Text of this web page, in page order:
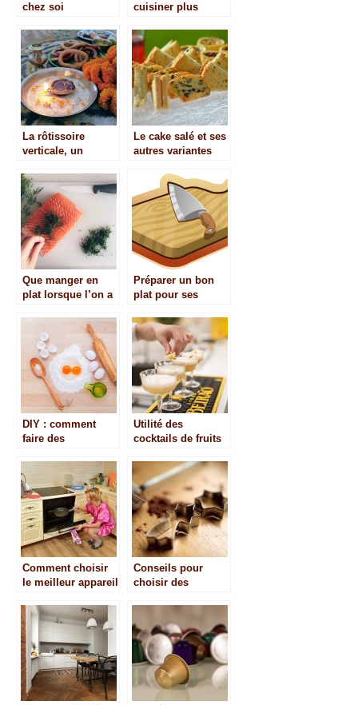
chez soi
cuisiner plus
toute facilité
La rôtissoire
verticale, un
vos grillades
Le cake salé et ses
autres variantes
Que manger en
plat lorsque l’on a
Préparer un bon
plat pour ses
DIY : comment
faire des
Utilité des
cocktails de fruits
les fêtes
Comment choisir
le meilleur appareil
Conseils pour
choisir des
alsaciens